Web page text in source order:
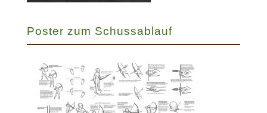
Poster zum Schussablauf